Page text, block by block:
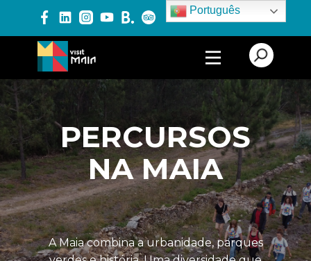
Português
PRODUTOS E SERVIÇOS
ALOJAMENTO
TURISMO CULTURAL
TURISMO DE LAZER
TURISMO DE NATUREZA
CAMINHOS DE
SANTIAGO
PERCURSOS
NA MAIA
A Maia combina a urbanidade, parques